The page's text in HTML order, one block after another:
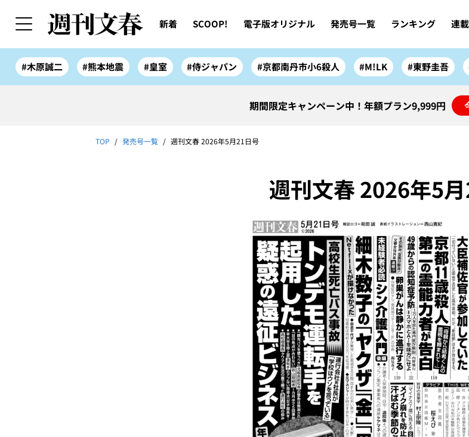
新着 SCOOP! 電子版オリジナル 発売号一覧 ランキング 連載
#木原誠二 #熊本地震 #皇室 #侍ジャパン #京都南丹市小6殺人 #M!LK #東野圭吾
期間限定キャンペーン中！年額プラン9,999円
TOP 発売号一覧 週刊文春 2026年5月21日号
週刊文春 2026年5